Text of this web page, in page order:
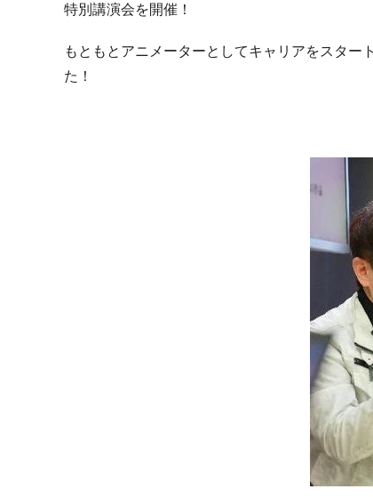
特別講演会を開催！
もともとアニメーターとしてキャリアをスター
た！